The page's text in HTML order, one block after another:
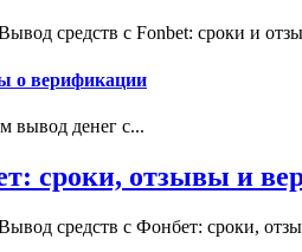
средств с Fonbet: сроки и
о верификации
вывод денег с...
сроки, отзывы и
средств с Фонбет: сроки,